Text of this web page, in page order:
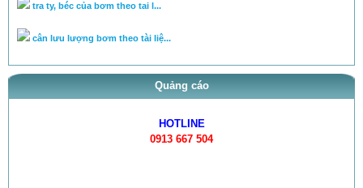
Hệ PowerTec (động cơ D6CA)
Quảng cáo
HOTLINE
0913 667 504